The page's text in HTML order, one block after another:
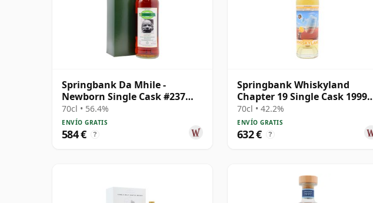
Springbank Da Mhile -
Newborn Single Cask #237
1992 15 años
70cl • 56.4%
ENVÍO GRATIS
584 € ?
Springbank Whiskyland
Chapter 19 Single Cask 1999
25 años
70cl • 42.2%
ENVÍO GRATIS
632 € ?